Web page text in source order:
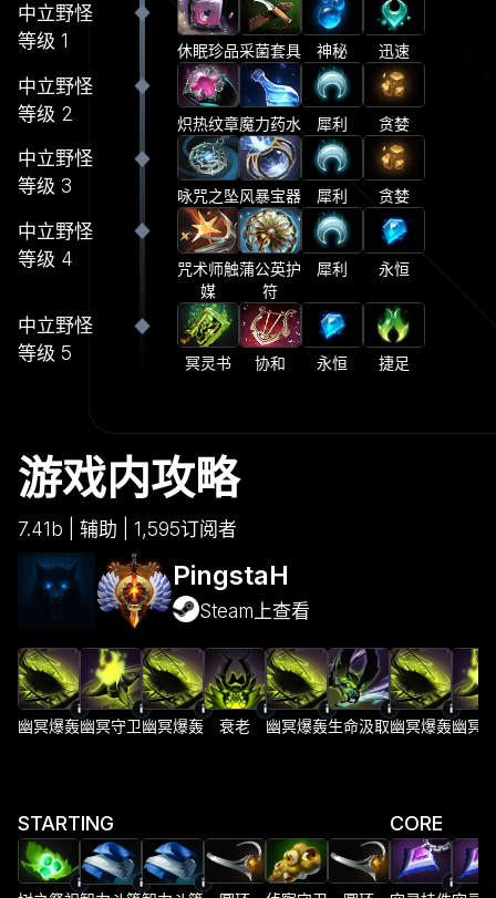
中立野怪
等级 1
休眠珍品采菌套具 神秘 迅速
中立野怪
等级 2
炽热纹章魔力药水 犀利 贪婪
中立野怪
等级 3
咏咒之坠风暴宝器 犀利 贪婪
中立野怪
等级 4
咒术师触
媒
蒲公英护
符
犀利 永恒
中立野怪
等级 5
冥灵书 协和 永恒 捷足
游戏内攻略
7.41b | 辅助 | 1,595订阅者
PingstaH
Steam上查看
幽冥爆轰幽冥守卫幽冥爆轰 衰老 幽冥爆轰生命汲取幽冥爆轰幽冥
STARTING CORE